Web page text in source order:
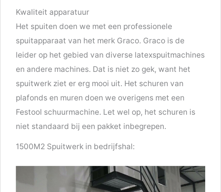
Kwaliteit apparatuur
Het spuiten doen we met een professionele
spuitapparaat van het merk Graco. Graco is de
leider op het gebied van diverse latexspuitmachines
en andere machines. Dat is niet zo gek, want het
spuitwerk ziet er erg mooi uit. Het schuren van
plafonds en muren doen we overigens met een
Festool schuurmachine. Let wel op, het schuren is
niet standaard bij een pakket inbegrepen.
1500M2 Spuitwerk in bedrijfshal: